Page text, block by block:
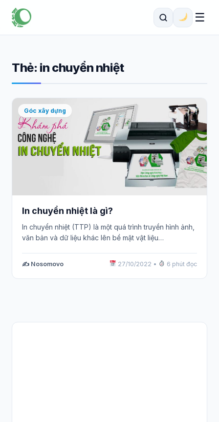
☰
Thẻ: in chuyển nhiệt
Góc xây dựng
In chuyển nhiệt là gì?
In chuyển nhiệt (TTP) là một quá trình truyền hình ảnh,
văn bản và dữ liệu khác lên bề mặt vật liệu…
✍️ Nosomovo 27/10/2022 • 6 phút đọc